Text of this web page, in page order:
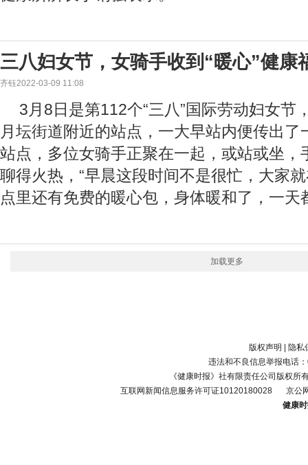
三八妇女节，女骑手收到“暖心”健康
齐钰2022-03-09 11:08
3月8日是第112个“三八”国际劳动妇女节
月坛街道附近的站点，一大早站内便传出了
站点，多位女骑手正聚在一起，或站或坐，
聊得火热，“早晨这段时间不是很忙，大家
点里还有免费的暖心包，身体暖和了，一天
加载更多
版权声明
隐私
违法和不良信息举报电话
《健康时报》社有限责任公司版权所
互联网新闻信息服务许可证10120180028
京公
健康